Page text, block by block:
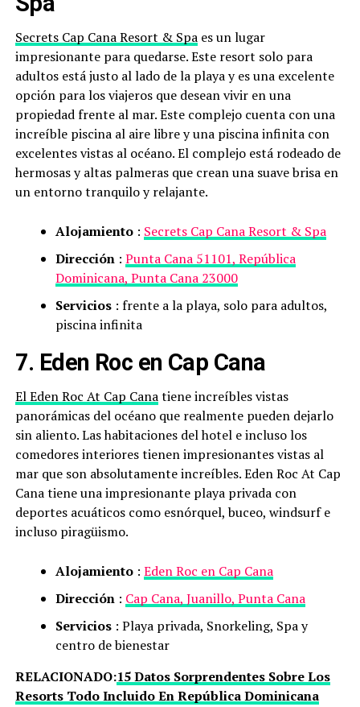
Secrets Cap Cana Resort & Spaes un lugar
impresionante para quedarse. Este resort solo para
adultos está justo al lado de la playa y es una excelente
opción para los viajeros que desean vivir en una
propiedad frente al mar. Este complejo cuenta con una
increíble piscina al aire libre y una piscina infinita con
excelentes vistas al océano. El complejo está rodeado de
hermosas y altas palmeras que crean una suave brisa en
un entorno tranquilo y relajante.
Alojamiento: Secrets Cap Cana Resort & Spa
Dirección: Punta Cana 51101, República
Dominicana, Punta Cana 23000
Servicios: frente a la playa, solo para adultos,
piscina infinita
7. Eden Roc en Cap Cana
El Eden Roc At Cap Canatiene increíbles vistas
panorámicas del océano que realmente pueden dejarlo
sin aliento. Las habitaciones del hotel e incluso los
comedores interiores tienen impresionantes vistas al
mar que son absolutamente increíbles. Eden Roc At Cap
Cana tiene una impresionante playa privada con
deportes acuáticos como esnórquel, buceo, windsurf e
incluso piragüismo.
Alojamiento: Eden Roc en Cap Cana
Dirección: Cap Cana, Juanillo, Punta Cana
Servicios: Playa privada, Snorkeling, Spa y
centro de bienestar
RELACIONADO:15 Datos Sorprendentes Sobre Los
Resorts Todo Incluido En República Dominicana